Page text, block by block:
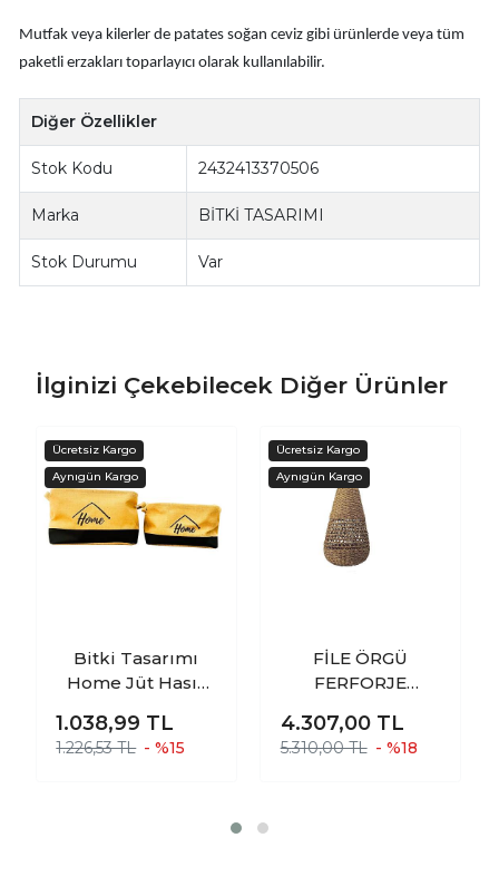
Mutfak veya kilerler de patates soğan ceviz gibi ürünlerde veya tüm
paketli erzakları toparlayıcı olarak kullanılabilir.
Diğer Özellikler
Stok Kodu 2432413370506
Marka BİTKİ TASARIMI
Stok Durumu Var
İlginizi Çekebilecek Diğer Ürünler
Bitki Tasarımı
Home Jüt Hasır
Mutfak Banyo
Salon Sepeti
1.038,99 TL
1.226,53 TL - %15
FİLE ÖRGÜ
FERFORJE
UZUN HASIR
SEPET VAZO
4.307,00 TL
5.310,00 TL - %18